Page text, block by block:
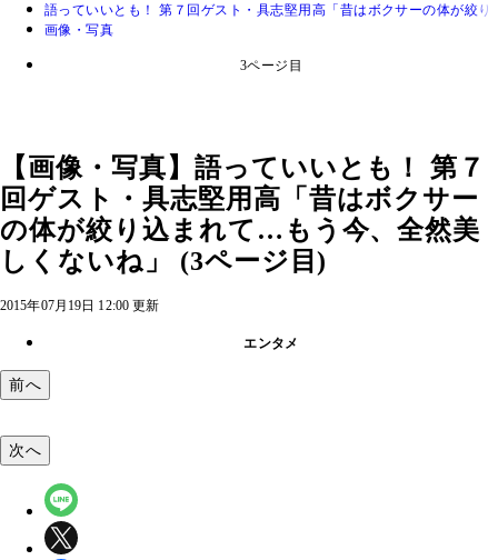
語っていいとも！ 第７回ゲスト・具志堅用高「昔はボクサーの体が絞
画像・写真
3ページ目
【画像・写真】語っていいとも！ 第７
回ゲスト・具志堅用高「昔はボクサー
の体が絞り込まれて…もう今、全然美
しくないね」 (3ページ目)
2015年07月19日 12:00 更新
エンタメ
前へ
次へ